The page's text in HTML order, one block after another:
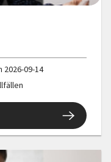
2026-09-14